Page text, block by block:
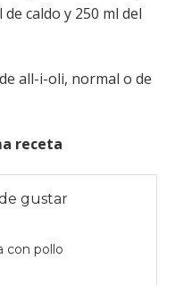
caldo y 250 ml del
all-i-oli, normal o de
receta
gustar
con pollo